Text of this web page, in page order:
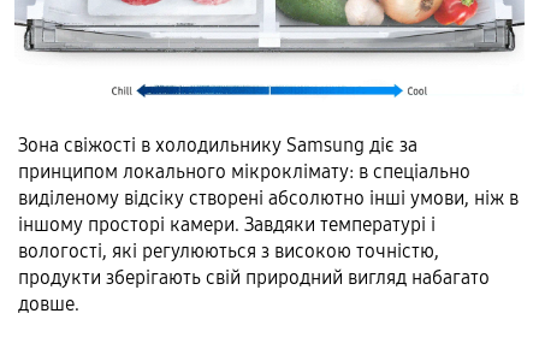
Зона свіжості в холодильнику Samsung діє за
принципом локального мікроклімату: в спеціально
виділеному відсіку створені абсолютно інші умови, ніж в
іншому просторі камери. Завдяки температурі і
вологості, які регулюються з високою точністю,
продукти зберігають свій природний вигляд набагато
довше.